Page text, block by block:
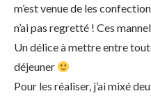
m’est venue de les
n’ai pas regretté ! Ces
Un délice à mettre entre
déjeuner
Pour les réaliser, j’ai mixé